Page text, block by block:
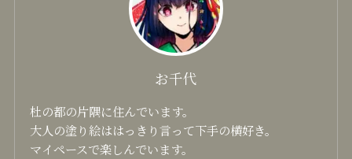
お千代
杜の都の片隅に住んでいます。
大人の塗り絵ははっきり言って下手の横好き。
マイペースで楽しんでいます。